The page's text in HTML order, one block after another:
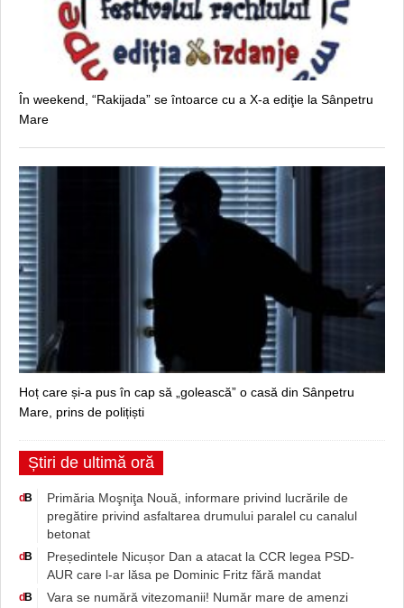
În weekend, “Rakijada” se întoarce cu a X-a ediţie la Sânpetru
Mare
Hoț care și-a pus în cap să „golească” o casă din Sânpetru
Mare, prins de polițiști
Știri de ultimă oră
d B
Primăria Moşniţa Nouă, informare privind lucrările de
pregătire privind asfaltarea drumului paralel cu canalul
betonat
d B
Președintele Nicușor Dan a atacat la CCR legea PSD-
AUR care l-ar lăsa pe Dominic Fritz fără mandat
d B Vara se numără vitezomanii! Număr mare de amenzi